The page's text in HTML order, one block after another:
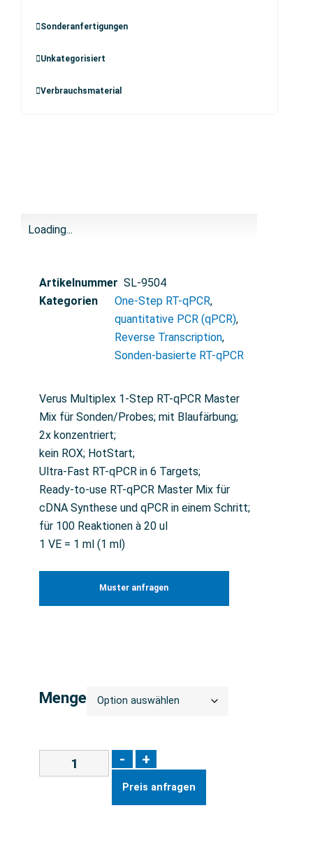
Sonderanfertigungen
Unkategorisiert
Verbrauchsmaterial
Loading...
Artikelnummer SL-9504
Kategorien
One-Step RT-qPCR,
quantitative PCR (qPCR),
Reverse Transcription,
Sonden-basierte RT-qPCR
Verus Multiplex 1-Step RT-qPCR Master
Mix für Sonden/Probes; mit Blaufärbung;
2x konzentriert;
kein ROX; HotStart;
Ultra-Fast RT-qPCR in 6 Targets;
Ready-to-use RT-qPCR Master Mix für
cDNA Synthese und qPCR in einem Schritt;
für 100 Reaktionen à 20 ul
1 VE = 1 ml (1 ml)
Muster anfragen
Menge
- +
Preis anfragen